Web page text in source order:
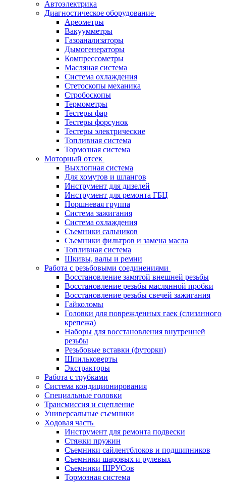
Автоэлектрика
Диагностическое оборудование
Ареометры
Вакуумметры
Газоанализаторы
Дымогенераторы
Компрессометры
Масляная система
Система охлаждения
Стетоскопы механика
Стробоскопы
Термометры
Тестеры фар
Тестеры форсунок
Тестеры электрические
Топливная система
Тормозная система
Моторный отсек
Выхлопная система
Для хомутов и шлангов
Инструмент для дизелей
Инструмент для ремонта ГБЦ
Поршневая группа
Система зажигания
Система охлаждения
Съемники сальников
Съемники фильтров и замена масла
Топливная система
Шкивы, валы и ремни
Работа с резьбовыми соединениями
Восстановление замятой внешней резьбы
Восстановление резьбы маслянной пробки
Восстановление резьбы свечей зажигания
Гайколомы
Головки для поврежденных гаек (слизанного
крепежа)
Наборы для восстановления внутренней
резьбы
Резьбовые вставки (футорки)
Шпильковерты
Экстракторы
Работа с трубками
Система кондиционирования
Специальные головки
Трансмиссия и сцепление
Универсальные съемники
Ходовая часть
Инструмент для ремонта подвески
Стяжки пружин
Съемники сайлентблоков и подшипников
Съемники шаровых и рулевых
Съемники ШРУСов
Тормозная система